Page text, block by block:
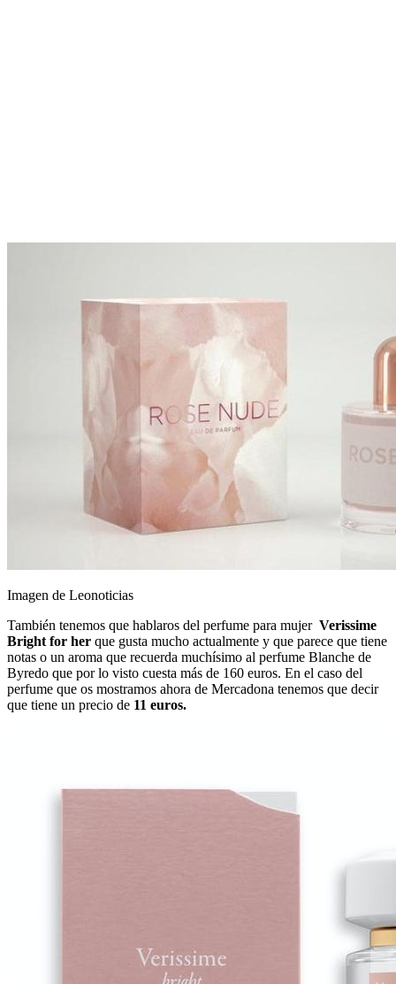
Imagen de Leonoticias
También tenemos que hablaros del perfume para mujer Verissime
Bright for her que gusta mucho actualmente y que parece que tiene
notas o un aroma que recuerda muchísimo al perfume Blanche de
Byredo que por lo visto cuesta más de 160 euros. En el caso del
perfume que os mostramos ahora de Mercadona tenemos que decir
que tiene un precio de 11 euros.